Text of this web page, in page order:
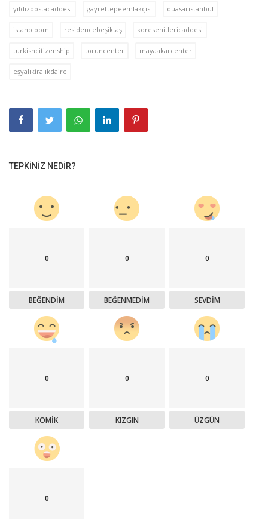
yıldızpostacaddesi gayrettepeemlakçısı quasaristanbul
istanbloom residencebeşiktaş koresehitlericaddesi
turkishcitizenship toruncenter mayaakarcenter
eşyalıkiralıkdaire
TEPKINIZ NEDIR?
0
BEĞENDIM
0
BEĞENMEDIM
0
SEVDIM
0
KOMIK
0
KIZGIN
0
ÜZGÜN
0